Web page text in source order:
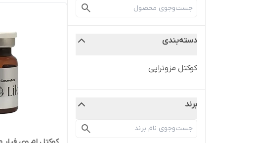
دسته‌بندی
کوکتل مزوتراپی
برند